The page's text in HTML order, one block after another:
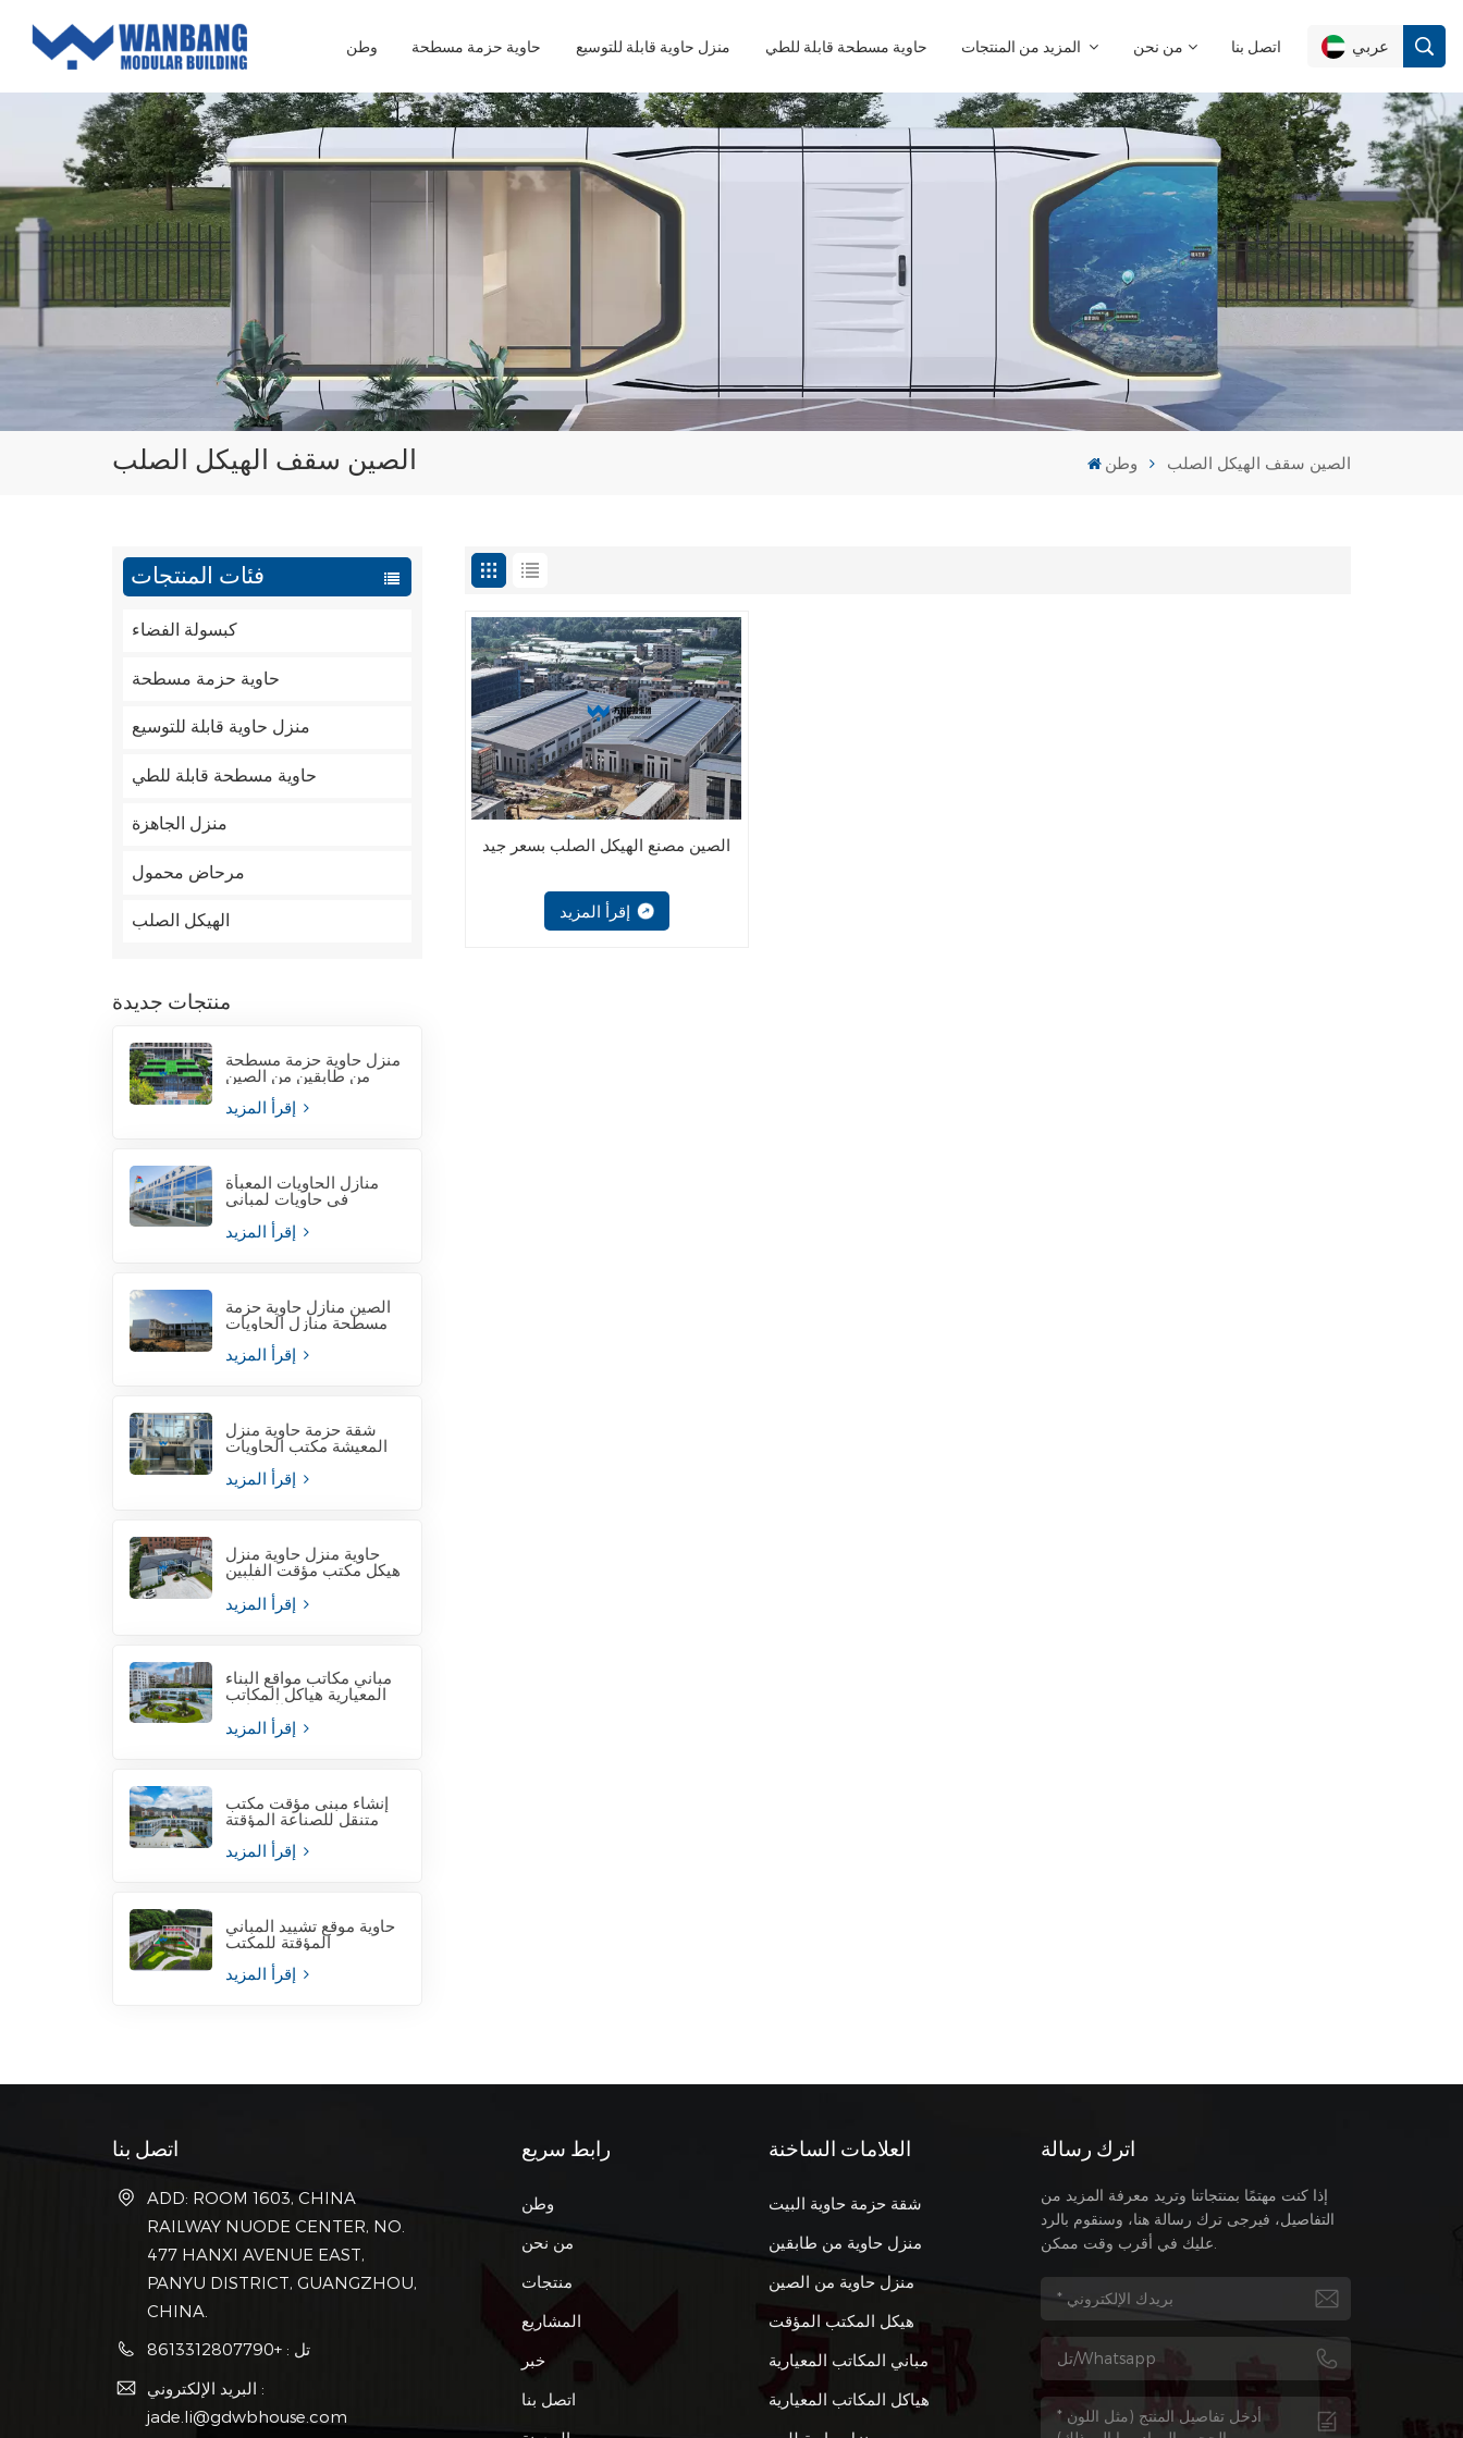
وطن حاوية حزمة مسطحة منزل حاوية قابلة للتوسيع حاوية مسطحة قابلة للطي من نحن اتصل بنا عربي
English
Français
Deutsch
Italiano
Español
الصين سقف الهيكل الصلب وطن الصين سقف الهيكل الصلب
فئات المنتجات
كبسولة الفضاء
حاوية حزمة مسطحة
منزل حاوية قابلة للتوسيع
حاوية مسطحة قابلة للطي
منزل الجاهزة
مرحاض محمول
الهيكل الصلب
منتجات جديدة
منزل حاوية حزمة مسطحة
من طابقين من الصين
منازل الحاويات المعبأة
في حاويات لمباني
المكاتب المؤقتة
الصين منازل حاوية حزمة
مسطحة منازل الحاويات
شقة حزمة حاوية منزل
المعيشة مكتب الحاويات
لموقع المشروع
حاوية منزل حاوية منزل
هيكل مكتب مؤقت الفلبين
للبيع
مباني مكاتب مواقع البناء
المعيارية هياكل المكاتب
المعيارية
إنشاء مبنى مؤقت مكتب
متنقل للصناعة المؤقتة
حاوية موقع تشييد المباني
المؤقتة للمكتب
الصين مصنع الهيكل الصلب بسعر جيد
إقرأ المزيد
اتصل بنا
ADD: ROOM 1603, CHINA
RAILWAY NUODE CENTER, NO.
477 HANXI AVENUE EAST,
PANYU DISTRICT, GUANGZHOU,
CHINA.
تل : +8613312807790
البريد الإلكتروني :
jade.li@gdwbhouse.com
رابط سريع
وطن
من نحن
منتجات
المشاريع
خبر
اتصل بنا
العلامات الساخنة
شقة حزمة حاوية البيت
منزل حاوية من طابقين
منزل حاوية من الصين
هيكل المكتب المؤقت
مباني المكاتب المعيارية
هياكل المكاتب المعيارية
اترك رسالة
إذا كنت مهتمًا بمنتجاتنا وتريد معرفة المزيد من
التفاصيل، فيرجى ترك رسالة هنا، وسنقوم بالرد